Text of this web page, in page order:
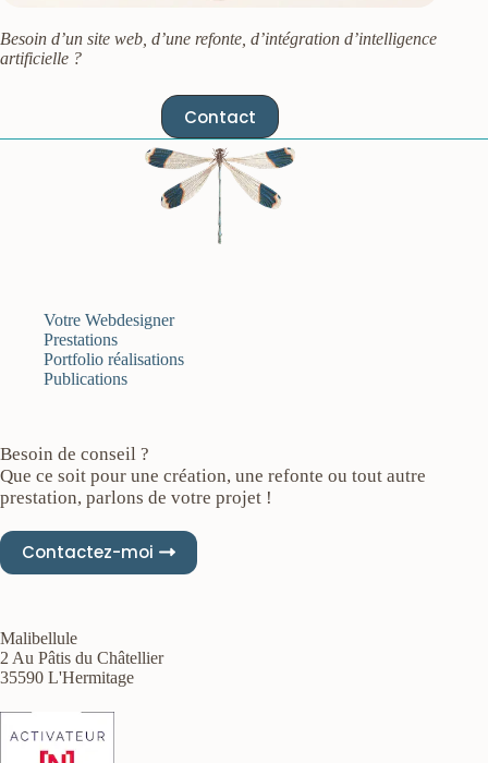
Besoin d’un site web, d’une refonte, d’intégration d’intelligence
artificielle ?
Contact
Votre Webdesigner
Prestations
Portfolio réalisations
Publications
Besoin de conseil ?
Que ce soit pour une création, une refonte ou tout autre
prestation, parlons de votre projet !
Contactez-moi
Malibellule
2 Au Pâtis du Châtellier
35590 L'Hermitage